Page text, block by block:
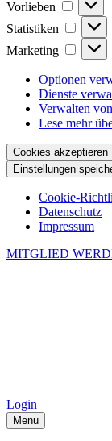
Vorlieben
Statistiken
Marketing
Optionen
Dienste
Verwalten
Lese mehr
Cookies akzeptieren
Einstellungen
Cookie-
Datenschutz
Impressum
MITGLIED
Login
Menu